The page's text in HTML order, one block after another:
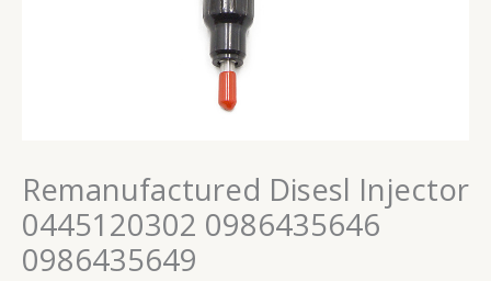
Remanufactured Disesl Injector
0445120302 0986435646
0986435649